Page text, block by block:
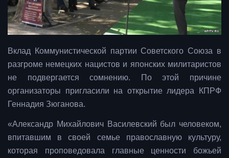
Вклад Коммунистической партии Советского Союза в
разгроме немецких нацистов и японских милитаристов
не подвергается сомнению. По этой причине
организаторы пригласили на открытие лидера КПРФ
Геннадия Зюганова.
«Александр Михайлович Василевский был человеком,
впитавшим в своей семье православную культуру,
которая проповедовала главные ценности божьей